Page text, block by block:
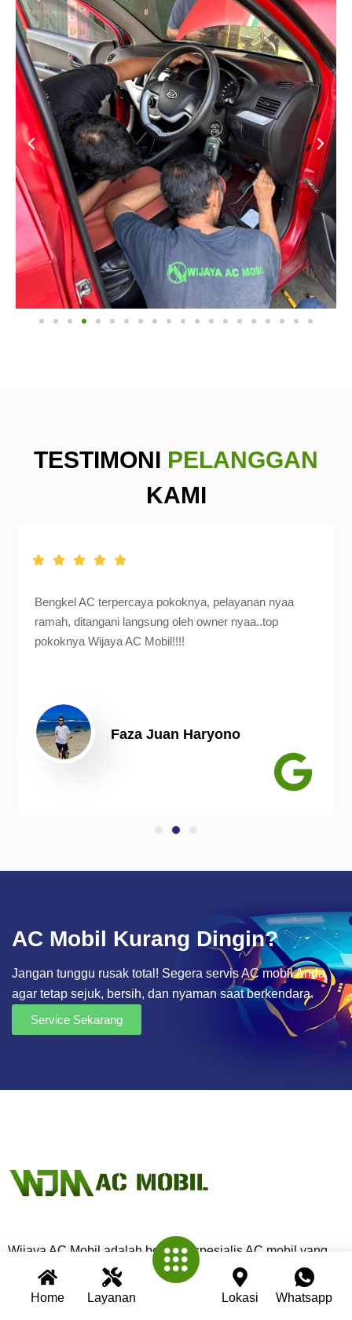
Home Layanan Lokasi Whatsapp
TESTIMONI PELANGGAN
KAMI
Bengkel AC terpercaya pokoknya, pelayanan nyaa
ramah, ditangani langsung oleh owner nyaa..top
pokoknya Wijaya AC Mobil!!!!
Faza Juan Haryono
AC Mobil Kurang Dingin?
Jangan tunggu rusak total! Segera servis AC mobil Anda
agar tetap sejuk, bersih, dan nyaman saat berkendara.
Service Sekarang
Wijaya AC Mobil adalah bengkel spesialis AC mobil yang
telah berpengalaman lebih dari 30 tahun. Kami berkomitmen
memberikan layanan terbaik dengan teknisi profesional,